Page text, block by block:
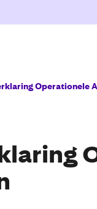
Operationele